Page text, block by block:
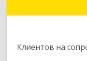
Клиентов на